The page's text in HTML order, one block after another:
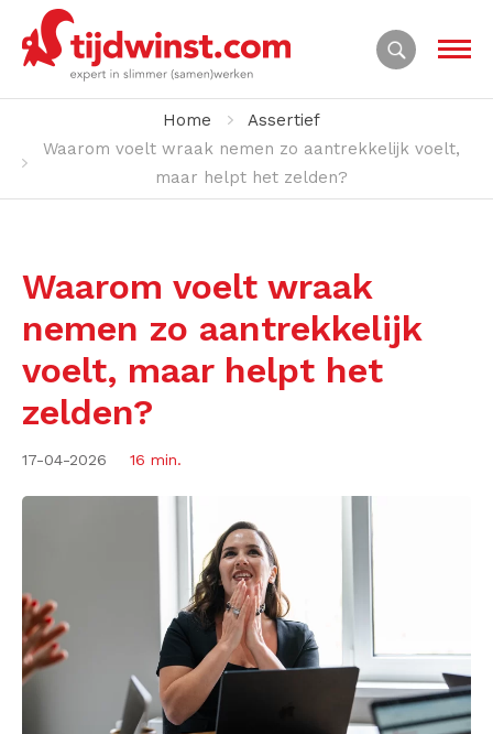
Home
Assertief
Waarom voelt wraak nemen zo aantrekkelijk voelt,
maar helpt het zelden?
Waarom voelt wraak
nemen zo aantrekkelijk
voelt, maar helpt het
zelden?
17-04-2026 16 min.